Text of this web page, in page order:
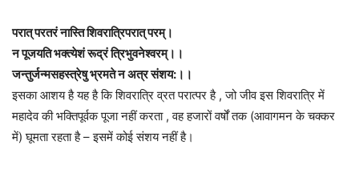
परात् परतरं नास्ति शिवरात्रिपरात् परम्।
न पूजयति भक्त्येशं रूद्रं त्रिभुवनेश्वरम्।।
जन्तुर्जन्मसहस्त्रेषु भ्रमते न अत्र संशय:।।
इसका आशय है यह है कि शिवरात्रि व्रत परात्पर है , जो जीव इस शिवरात्रि में
महादेव की भक्तिपूर्वक पूजा नहीं करता , वह हजारों वर्षों तक (आवागमन के चक्कर
में) घूमता रहता है – इसमें कोई संशय नहीं है।